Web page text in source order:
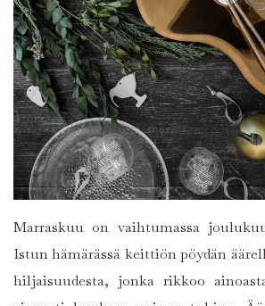
Marraskuu on vaihtumassa
Istun hämärässä keittiön pöydän
hiljaisuudesta, jonka rikkoo